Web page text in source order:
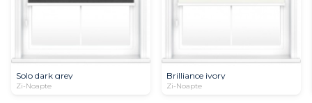
Solo dark grey
Zi-Noapte
Brilliance ivory
Zi-Noapte